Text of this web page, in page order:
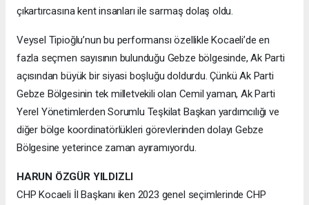
çıkartırcasına kent insanları ile sarmaş dolaş oldu.
Veysel Tipioğlu’nun bu performansı özellikle Kocaeli’de en
fazla seçmen sayısının bulunduğu Gebze bölgesinde, Ak Parti
açısından büyük bir siyasi boşluğu doldurdu. Çünkü Ak Parti
Gebze Bölgesinin tek milletvekili olan Cemil yaman, Ak Parti
Yerel Yönetimlerden Sorumlu Teşkilat Başkan yardımcılığı ve
diğer bölge koordinatörlükleri görevlerinden dolayı Gebze
Bölgesine yeterince zaman ayıramıyordu.
HARUN ÖZGÜR YILDIZLI
CHP Kocaeli İl Başkanı iken 2023 genel seçimlerinde CHP